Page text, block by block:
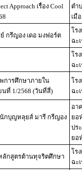
Approach เรื่อง Cool
ตำ
เมื
กรีญอง เดอ มงฟอร์ต
โร
ฉะ
โร
ฉะ
การศึกษาภายใน
นที่ 1/2568 (วันที่สี่)
โร
ฉะ
กบุญหลุยส์ มารี กรีญอง
อา
ยอ
ปร
ยอ
ลักสูตรต้านทุจริตศึกษา
โร
ฉะ